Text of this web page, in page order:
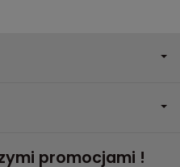
promocjami !